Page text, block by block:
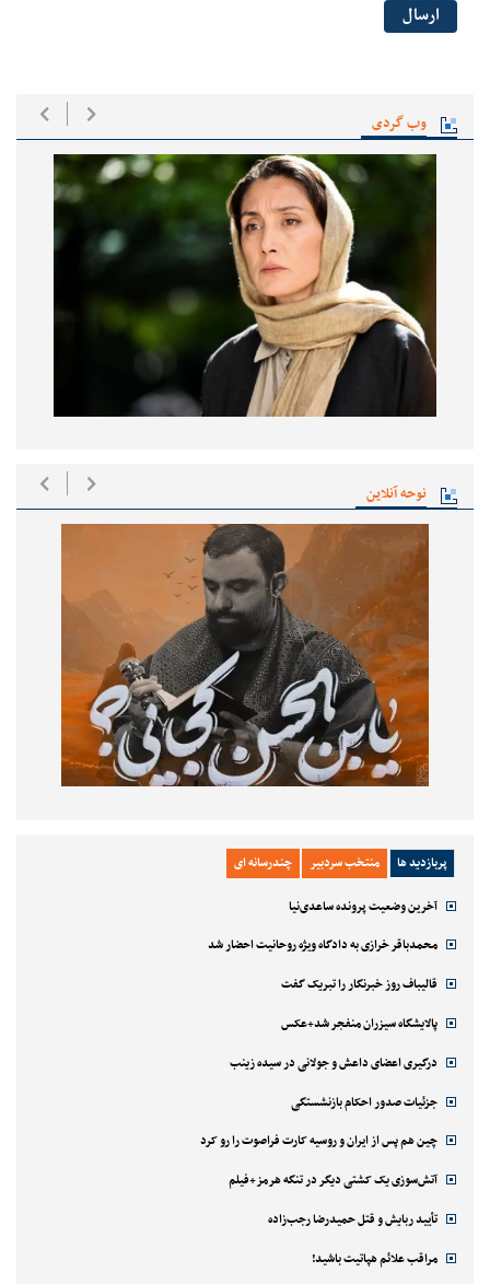
وب گردی
نوحه آنلاین
پربازدید ها منتخب سردبیر چندرسانه ای
آخرین وضعیت پرونده ساعدی‌نیا
محمدباقر خرازی به دادگاه ویژه روحانیت احضار شد
قالیباف روز خبرنگار را تبریک گفت
پالایشگاه سیزران منفجر شد+عکس
درگیری اعضای داعش و جولانی در سیده زینب
جزئیات صدور احکام بازنشستگی
چین هم پس از ایران و روسیه کارت فراصوت را رو کرد
آتش‌سوزی یک کشتی دیگر در تنگه هرمز+فیلم
تأیید ربایش و قتل حمیدرضا رجب‌زاده
مراقب علائم هپاتیت باشید!
ارسال